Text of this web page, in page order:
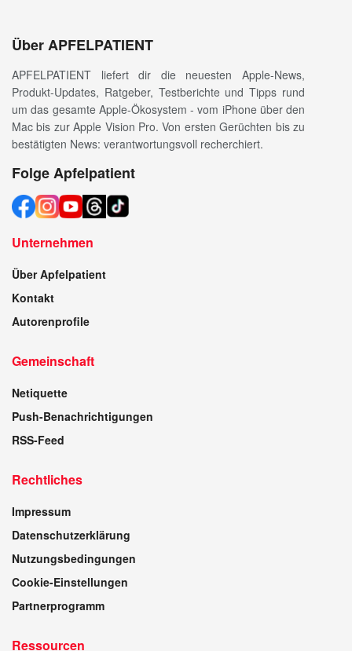
Über APFELPATIENT
APFELPATIENT liefert dir die neuesten Apple-News,
Produkt-Updates, Ratgeber, Testberichte und Tipps rund
um das gesamte Apple-Ökosystem - vom iPhone über den
Mac bis zur Apple Vision Pro. Von ersten Gerüchten bis zu
bestätigten News: verantwortungsvoll recherchiert.
Folge Apfelpatient
Unternehmen
Über Apfelpatient
Kontakt
Autorenprofile
Gemeinschaft
Netiquette
Push-Benachrichtigungen
RSS-Feed
Rechtliches
Impressum
Datenschutzerklärung
Nutzungsbedingungen
Cookie-Einstellungen
Partnerprogramm
Ressourcen